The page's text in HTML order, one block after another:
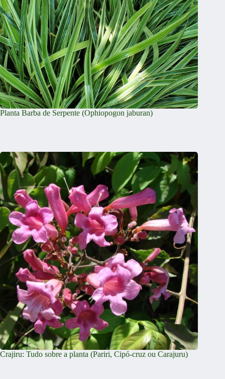
Planta Barba de Serpente (Ophiopogon jaburan)
Crajiru: Tudo sobre a planta (Pariri, Cipó-cruz ou Carajuru)